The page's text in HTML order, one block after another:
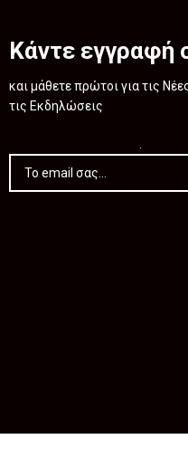
Κάντε εγγραφή
και μάθετε πρώτοι για τις
τις Εκδηλώσεις